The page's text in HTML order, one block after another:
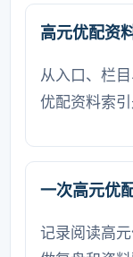
高元优配资
从入口、栏
优配资料索引
一次高元优
记录阅读高